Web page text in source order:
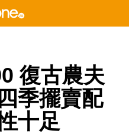
復古農夫
季擺賣配
十足